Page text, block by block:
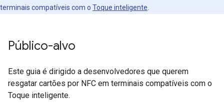
terminais compatíveis com o Toque inteligente
Público-alvo
Este guia é dirigido a desenvolvedores que querem
resgatar cartões por NFC em terminais compatíveis com o
Toque inteligente.